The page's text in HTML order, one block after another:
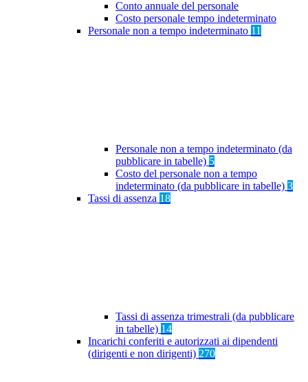
Conto annuale del personale
Costo personale tempo indeterminato
Personale non a tempo indeterminato 11
Personale non a tempo indeterminato (da
pubblicare in tabelle) 5
Costo del personale non a tempo
indeterminato (da pubblicare in tabelle) 3
Tassi di assenza 18
Tassi di assenza trimestrali (da pubblicare
in tabelle) 14
Incarichi conferiti e autorizzati ai dipendenti
(dirigenti e non dirigenti) 270